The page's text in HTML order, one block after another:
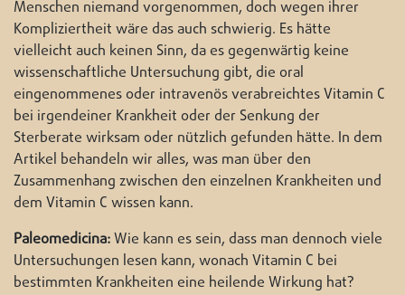
Menschen niemand vorgenommen, doch wegen ihrer
Kompliziertheit wäre das auch schwierig. Es hätte
vielleicht auch keinen Sinn, da es gegenwärtig keine
wissenschaftliche Untersuchung gibt, die oral
eingenommenes oder intravenös verabreichtes Vitamin C
bei irgendeiner Krankheit oder der Senkung der
Sterberate wirksam oder nützlich gefunden hätte. In dem
Artikel behandeln wir alles, was man über den
Zusammenhang zwischen den einzelnen Krankheiten und
dem Vitamin C wissen kann.
Paleomedicina:Wie kann es sein, dass man dennoch viele
Untersuchungen lesen kann, wonach Vitamin C bei
bestimmten Krankheiten eine heilende Wirkung hat?